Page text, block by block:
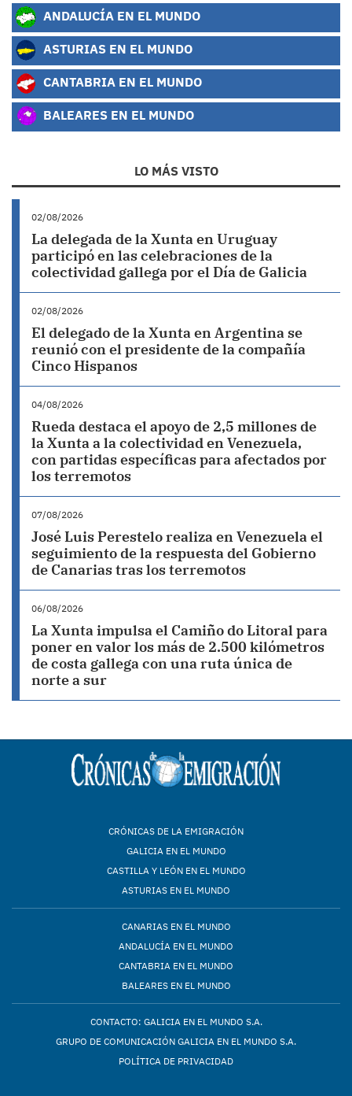
ANDALUCÍA EN EL MUNDO
ASTURIAS EN EL MUNDO
CANTABRIA EN EL MUNDO
BALEARES EN EL MUNDO
LO MÁS VISTO
02/08/2026
La delegada de la Xunta en Uruguay
participó en las celebraciones de la
colectividad gallega por el Día de Galicia
02/08/2026
El delegado de la Xunta en Argentina se
reunió con el presidente de la compañía
Cinco Hispanos
04/08/2026
Rueda destaca el apoyo de 2,5 millones de
la Xunta a la colectividad en Venezuela,
con partidas específicas para afectados por
los terremotos
07/08/2026
José Luis Perestelo realiza en Venezuela el
seguimiento de la respuesta del Gobierno
de Canarias tras los terremotos
06/08/2026
La Xunta impulsa el Camiño do Litoral para
poner en valor los más de 2.500 kilómetros
de costa gallega con una ruta única de
norte a sur
CRÓNICAS DE LA EMIGRACIÓN
GALICIA EN EL MUNDO
CASTILLA Y LEÓN EN EL MUNDO
ASTURIAS EN EL MUNDO
CANARIAS EN EL MUNDO
ANDALUCÍA EN EL MUNDO
CANTABRIA EN EL MUNDO
BALEARES EN EL MUNDO
CONTACTO: GALICIA EN EL MUNDO S.A.
GRUPO DE COMUNICACIÓN GALICIA EN EL MUNDO S.A.
POLÍTICA DE PRIVACIDAD